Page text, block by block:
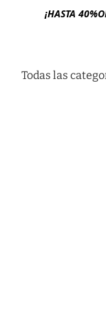
¡HASTA
Todas las